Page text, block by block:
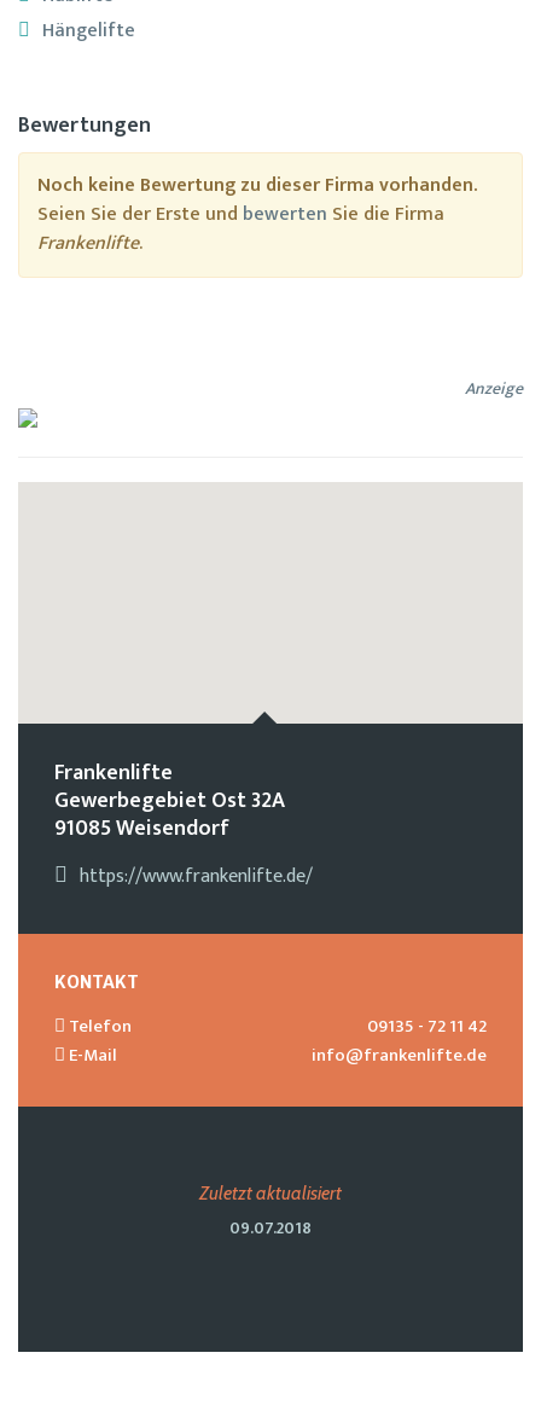
Hängelifte
Bewertungen
Noch keine Bewertung zu dieser Firma vorhanden.
Seien Sie der Erste und bewerten Sie die Firma
Frankenlifte.
Anzeige
Frankenlifte
Gewerbegebiet Ost 32A
91085 Weisendorf
https://www.frankenlifte.de/
KONTAKT
Telefon
09135 - 72 11 42
E-Mail
info@frankenlifte.de
Zuletzt aktualisiert
09.07.2018